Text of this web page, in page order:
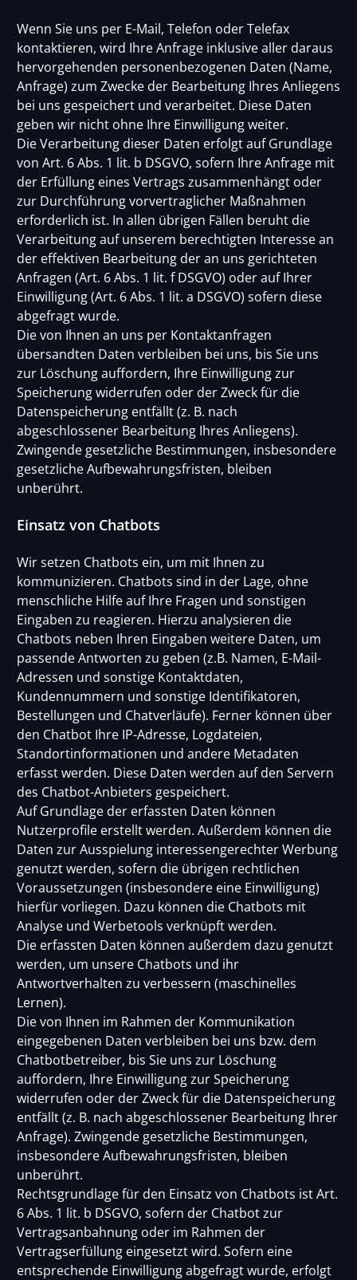
Wenn Sie uns per E-Mail, Telefon oder Telefax
kontaktieren, wird Ihre Anfrage inklusive aller daraus
hervorgehenden personenbezogenen Daten (Name,
Anfrage) zum Zwecke der Bearbeitung Ihres Anliegens
bei uns gespeichert und verarbeitet. Diese Daten
geben wir nicht ohne Ihre Einwilligung weiter.
Die Verarbeitung dieser Daten erfolgt auf Grundlage
von Art. 6 Abs. 1 lit. b DSGVO, sofern Ihre Anfrage mit
der Erfüllung eines Vertrags zusammenhängt oder
zur Durchführung vorvertraglicher Maßnahmen
erforderlich ist. In allen übrigen Fällen beruht die
Verarbeitung auf unserem berechtigten Interesse an
der effektiven Bearbeitung der an uns gerichteten
Anfragen (Art. 6 Abs. 1 lit. f DSGVO) oder auf Ihrer
Einwilligung (Art. 6 Abs. 1 lit. a DSGVO) sofern diese
abgefragt wurde.
Die von Ihnen an uns per Kontaktanfragen
übersandten Daten verbleiben bei uns, bis Sie uns
zur Löschung auffordern, Ihre Einwilligung zur
Speicherung widerrufen oder der Zweck für die
Datenspeicherung entfällt (z. B. nach
abgeschlossener Bearbeitung Ihres Anliegens).
Zwingende gesetzliche Bestimmungen, insbesondere
gesetzliche Aufbewahrungsfristen, bleiben
unberührt.
Einsatz von Chatbots
Wir setzen Chatbots ein, um mit Ihnen zu
kommunizieren. Chatbots sind in der Lage, ohne
menschliche Hilfe auf Ihre Fragen und sonstigen
Eingaben zu reagieren. Hierzu analysieren die
Chatbots neben Ihren Eingaben weitere Daten, um
passende Antworten zu geben (z.B. Namen, E-Mail-
Adressen und sonstige Kontaktdaten,
Kundennummern und sonstige Identifikatoren,
Bestellungen und Chatverläufe). Ferner können über
den Chatbot Ihre IP-Adresse, Logdateien,
Standortinformationen und andere Metadaten
erfasst werden. Diese Daten werden auf den Servern
des Chatbot-Anbieters gespeichert.
Auf Grundlage der erfassten Daten können
Nutzerprofile erstellt werden. Außerdem können die
Daten zur Ausspielung interessengerechter Werbung
genutzt werden, sofern die übrigen rechtlichen
Voraussetzungen (insbesondere eine Einwilligung)
hierfür vorliegen. Dazu können die Chatbots mit
Analyse und Werbetools verknüpft werden.
Die erfassten Daten können außerdem dazu genutzt
werden, um unsere Chatbots und ihr
Antwortverhalten zu verbessern (maschinelles
Lernen).
Die von Ihnen im Rahmen der Kommunikation
eingegebenen Daten verbleiben bei uns bzw. dem
Chatbotbetreiber, bis Sie uns zur Löschung
auffordern, Ihre Einwilligung zur Speicherung
widerrufen oder der Zweck für die Datenspeicherung
entfällt (z. B. nach abgeschlossener Bearbeitung Ihrer
Anfrage). Zwingende gesetzliche Bestimmungen,
insbesondere Aufbewahrungsfristen, bleiben
unberührt.
Rechtsgrundlage für den Einsatz von Chatbots ist Art.
6 Abs. 1 lit. b DSGVO, sofern der Chatbot zur
Vertragsanbahnung oder im Rahmen der
Vertragserfüllung eingesetzt wird. Sofern eine
entsprechende Einwilligung abgefragt wurde, erfolgt